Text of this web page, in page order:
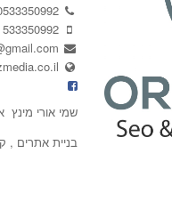
533350992
שמי אורי מינץ
בניית אתרים ,